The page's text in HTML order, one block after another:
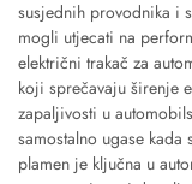
susjednih provodnika i
mogli utjecati na
električni trakač za
koji sprečavaju širenje
zapaljivosti u
samostalno ugase
plamen je ključna u